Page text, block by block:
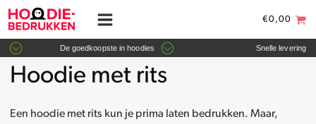
€0,00
De goedkoopste in hoodies Snelle levering
Hoodie met rits
Een hoodie met rits kun je prima laten bedrukken. Maar,